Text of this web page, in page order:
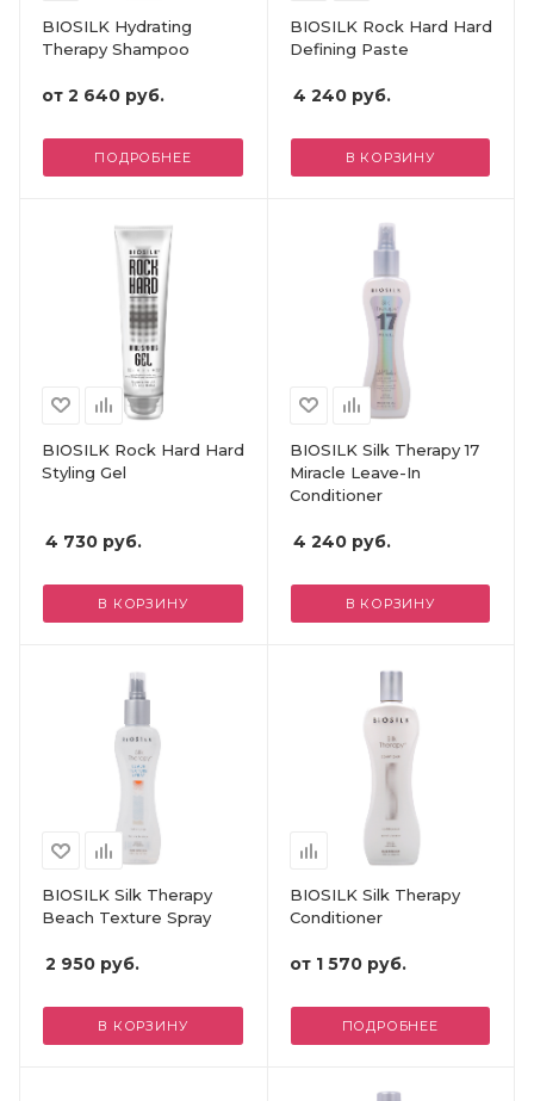
BIOSILK Hydrating
Therapy Shampoo
от 2 640 руб.
ПОДРОБНЕЕ
BIOSILK Rock Hard Hard
Defining Paste
4 240руб.
В КОРЗИНУ
BIOSILK Rock Hard Hard
Styling Gel
4 730 руб.
В КОРЗИНУ
BIOSILK Silk Therapy 17
Miracle Leave-In
Conditioner
4 240руб.
В КОРЗИНУ
BIOSILK Silk Therapy
Beach Texture Spray
2 950 руб.
В КОРЗИНУ
BIOSILK Silk Therapy
Conditioner
от 1 570 руб.
ПОДРОБНЕЕ